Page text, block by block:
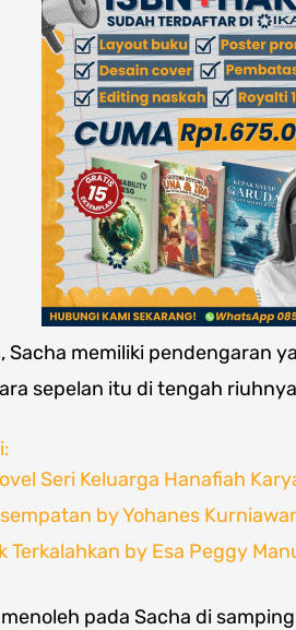
Sacha memiliki pendengaran
sepelan itu di tengah
Seri Keluarga Hanafiah
by Yohanes
Terkalahkan by Esa Peggy
pada Sacha di